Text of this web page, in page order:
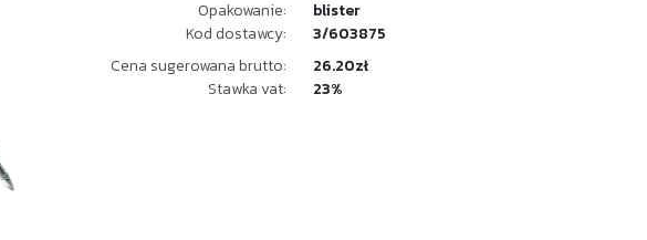
Opakowanie:
blister
Kod dostawcy:
3/603875
Cena sugerowana brutto:
26.20zł
Stawka vat:
23%